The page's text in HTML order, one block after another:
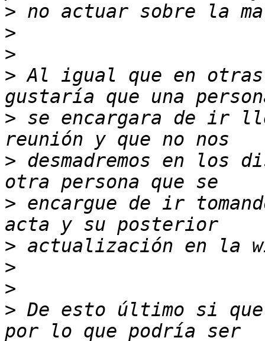
>
>
>
> Al igual que en otras
> se encargara de ir
> desmadremos en los
> encargue de ir
>
>
>
> De esto último si